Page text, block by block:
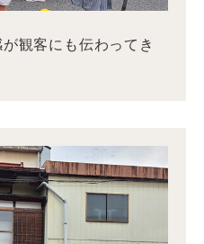
観客にも伝わってき